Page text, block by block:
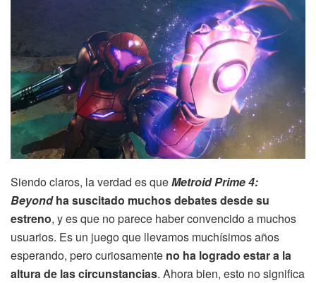
Siendo claros, la verdad es queMetroid Prime 4:
Beyondha suscitado muchos debates desde su
estreno, y es que no parece haber convencido a muchos
usuarios. Es un juego que llevamos muchísimos años
esperando, pero curiosamente no ha logrado estar a la
altura de las circunstancias. Ahora bien, esto no significa